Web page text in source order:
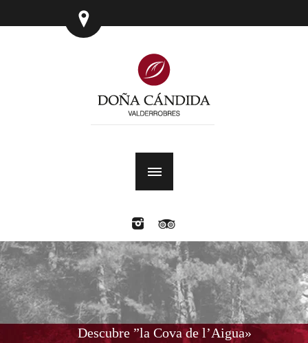
Descubre ”la Cova de l’Aigua»